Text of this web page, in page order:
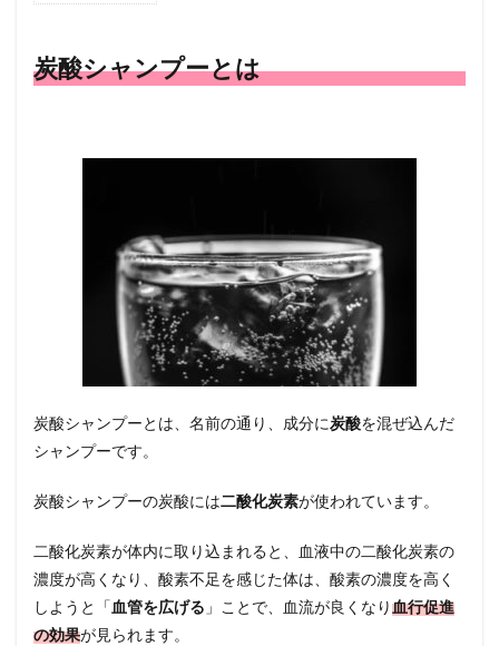
ンプ
ーと
落と
す
髪の
PHを
る
3
炭酸
シャ
炭酸シャンプーとは
炭酸シャンプーとは、名前の通り、成分に炭酸を混ぜ込んだ
シャンプーです。
炭酸シャンプーの炭酸には二酸化炭素が使われています。
二酸化炭素が体内に取り込まれると、血液中の二酸化炭素の
濃度が高くなり、酸素不足を感じた体は、酸素の濃度を高く
しようと「血管を広げる 」ことで、血流が良くなり血行促進
の効果が見られます。